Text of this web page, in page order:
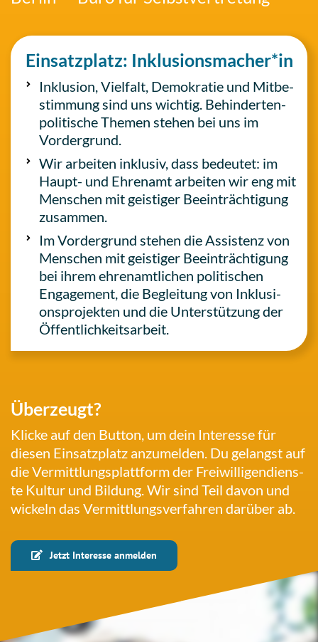
Ein­satz­platz: Inklusionsmacher*in
Inklu­si­on, Viel­falt, Demo­kra­tie und Mit­be­
stim­mung sind uns wichtig. Behin­der­ten­
po­li­ti­sche Themen stehen bei uns im
Vordergrund.
Wir arbei­ten inklu­siv, dass bedeu­tet: im
Haupt- und Ehren­amt arbei­ten wir eng mit
Men­schen mit geis­ti­ger Beein­träch­ti­gung
zusammen.
Im Vor­der­grund stehen die Assis­tenz von
Men­schen mit geis­ti­ger Beein­träch­ti­gung
bei ihrem ehren­amt­li­chen poli­ti­schen
Enga­ge­ment, die Beglei­tung von Inklu­si­
ons­pro­jek­ten und die Unter­stüt­zung der
Öffentlichkeitsarbeit.
Über­zeugt?
Klicke auf den Button, um dein Inter­es­se für
diesen Ein­satz­platz anzu­mel­den. Du gelangst auf
die Ver­mitt­lungs­platt­form der Frei­wil­li­gen­diens­
te Kultur und Bildung. Wir sind Teil davon und
wickeln das Ver­mitt­lungs­ver­fah­ren darüber ab.
Jetzt Inter­es­se anmelden